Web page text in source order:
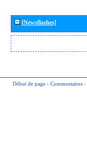
[Newsflashes]
Début de page - Commentaires -